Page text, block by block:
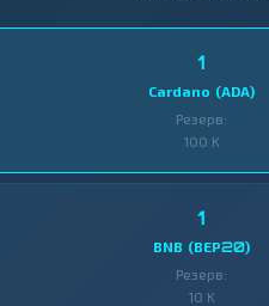
1
Cardano (ADA)
Резерв:
100 K
1
BNB (BEP20)
Резерв:
10 K